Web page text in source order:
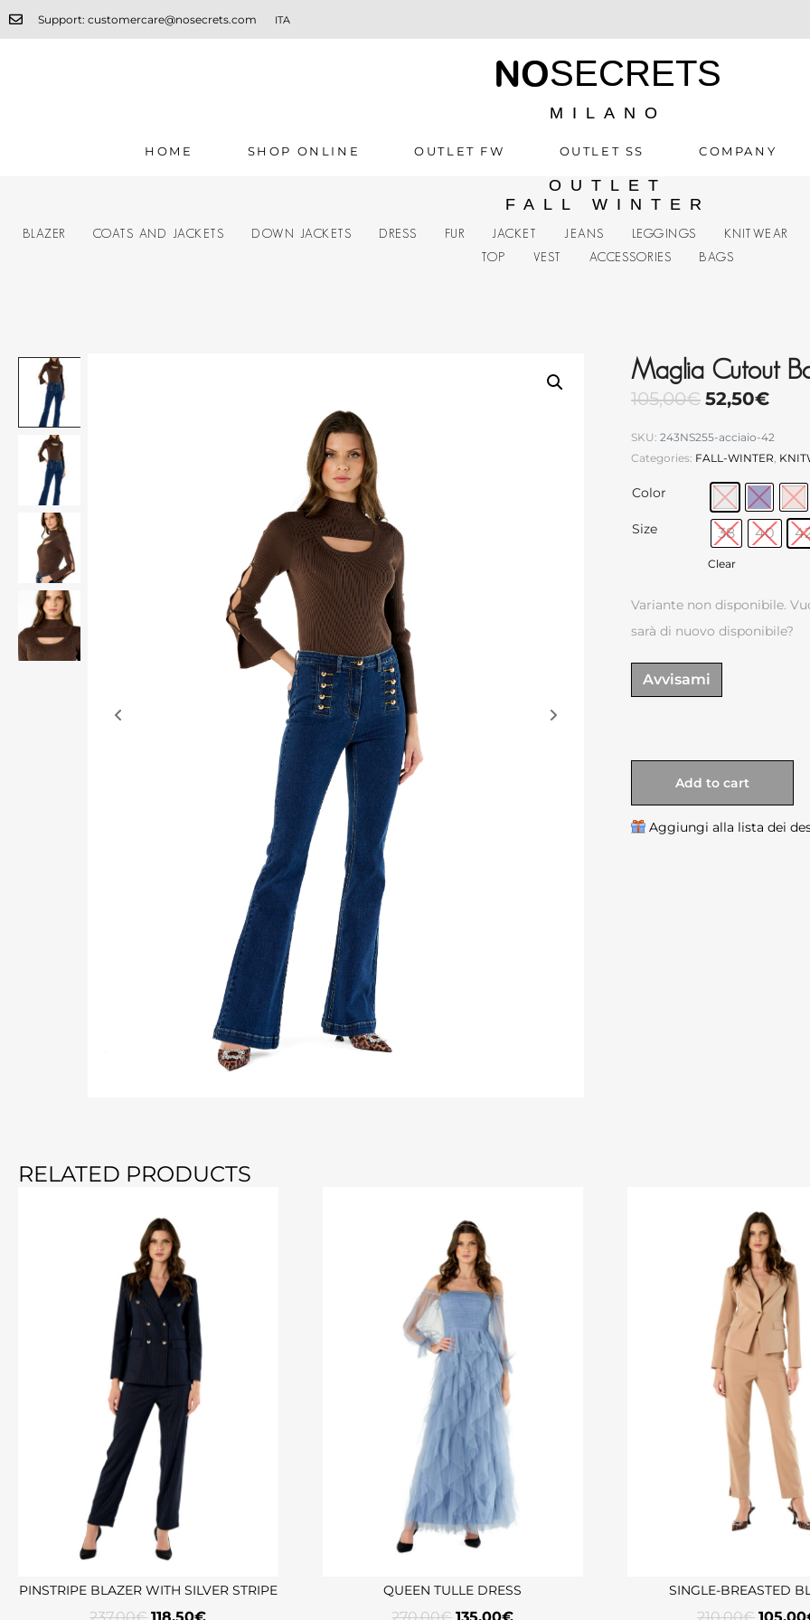
Support: customercare@nosecrets.com ITA
NOSECRETS
MILANO
HOME SHOP ONLINE OUTLET FW OUTLET SS COMPANY
OUTLET
FALL WINTER
BLAZER COATS AND JACKETS DOWN JACKETS DRESS FUR JACKET JEANS LEGGINGS KNITWEAR
TOP
VEST ACCESSORIES BAGS
Maglia Cutout
105,00€ 52,50€
SKU: 243NS255-acciaio-42
Categories: FALL-WINTER,
Color
Size 38 40
Clear
Variante non disponibile.
sarà di nuovo disponibile?
Avvisami
Add to cart
Aggiungi alla lista dei
RELATED PRODUCTS
PINSTRIPE BLAZER WITH SILVER STRIPE QUEEN TULLE DRESS SINGLE-BREASTED